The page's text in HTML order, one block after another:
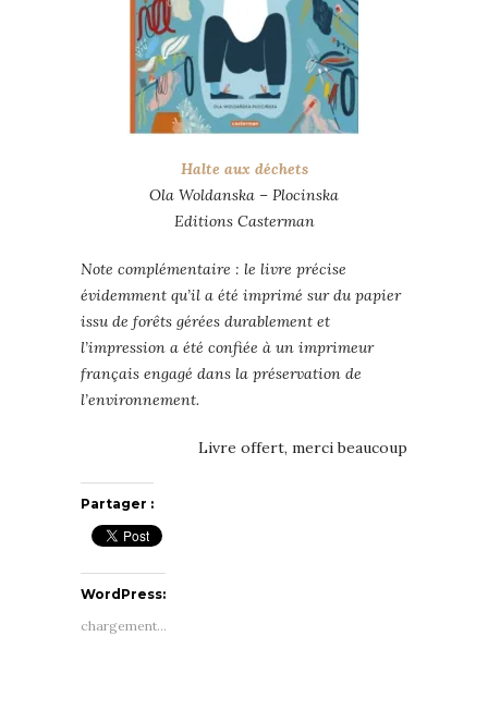
Halte aux déchets
Ola Woldanska – Plocinska
Editions Casterman
Note complémentaire : le livre précise
évidemment qu’il a été imprimé sur du papier
issu de forêts gérées durablement et
l’impression a été confiée à un imprimeur
français engagé dans la préservation de
l’environnement.
Livre offert, merci beaucoup
Partager :
WordPress:
chargement…